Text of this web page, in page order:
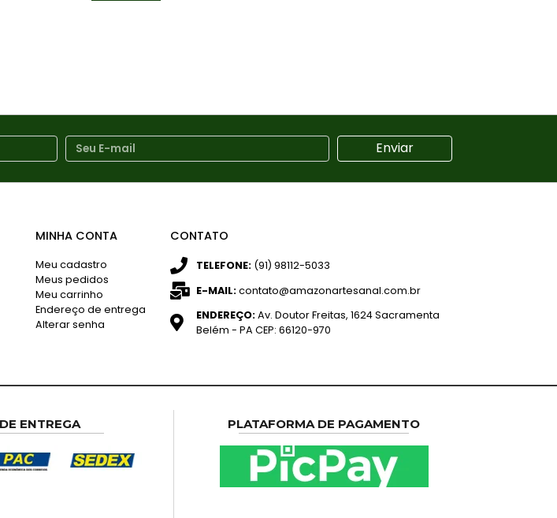
Enviar
MINHA CONTA
Meu cadastro
Meus pedidos
Meu carrinho
Endereço de entrega
Alterar senha
CONTATO
TELEFONE: (91) 98112-5033
E-MAIL:contato@amazonartesanal.com.br
ENDEREÇO:Av. Doutor Freitas, 1624 Sacramenta
Belém - PA CEP: 66120-970
ENTREGA PLATAFORMA DE PAGAMENTO